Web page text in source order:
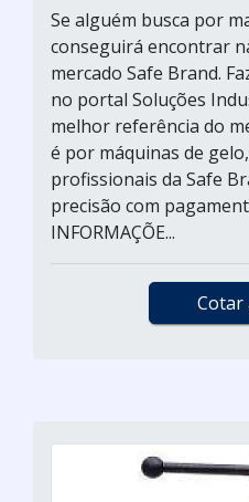
Se alguém busca por
conseguirá encontrar
mercado Safe Brand.
no portal Soluções
melhor referência do
é por máquinas de
profissionais da Safe
precisão com
INFORMAÇÕE...
Cotar